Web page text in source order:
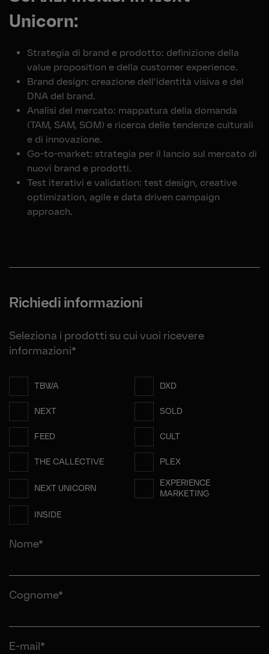
Unicorn:
Strategia di brand e prodotto: definizione della
value proposition e della customer experience.
Brand design: creazione dell’identità visiva e del
DNA del brand.
Analisi del mercato: mappatura della domanda
(TAM, SAM, SOM) e ricerca delle tendenze culturali
e di innovazione.
Go-to-market: strategia per il lancio sul mercato di
nuovi brand e prodotti.
Test iterativi e validation: test design, creative
optimization, agile e data driven campaign
approach.
Richiedi informazioni
Seleziona i prodotti su cui vuoi ricevere
informazioni*
TBWA DXD
NEXT SOLD
FEED CULT
THE CALLECTIVE PLEX
NEXT UNICORN
EXPERIENCE
MARKETING
INSIDE
Nome*
Cognome*
E-mail*